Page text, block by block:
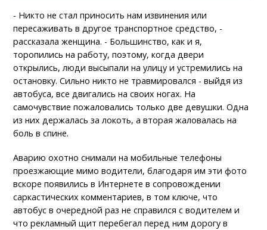
- Никто не стал приносить нам извинения или
пересаживать в другое транспортное средство, -
рассказала женщина. - Большинство, как и я,
торопились на работу, поэтому, когда двери
открылись, люди высыпали на улицу и устремились на
остановку. Сильно никто не травмировался - выйдя из
автобуса, все двигались на своих ногах. На
самочувствие пожаловались только две девушки. Одна
из них держалась за локоть, а вторая жаловалась на
боль в спине.
Аварию охотно снимали на мобильные телефоны
проезжающие мимо водители, благодаря им эти фото
вскоре появились в Интернете в сопровождении
саркастических комментариев, в том ключе, что
автобус в очередной раз не справился с водителем и
что рекламный щит перебегал перед ним дорогу в